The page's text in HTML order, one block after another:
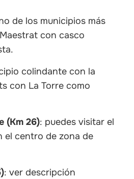
de los municipios más
con casco
colindante con la
con La Torre como
(Km 26): puedes visitar el
el centro de zona de
: ver descripción